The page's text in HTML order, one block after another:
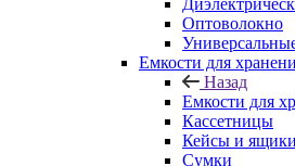
Оптоволокно
Емкости для
Назад
Емкости для
Кассетницы
Кейсы и
Сумки